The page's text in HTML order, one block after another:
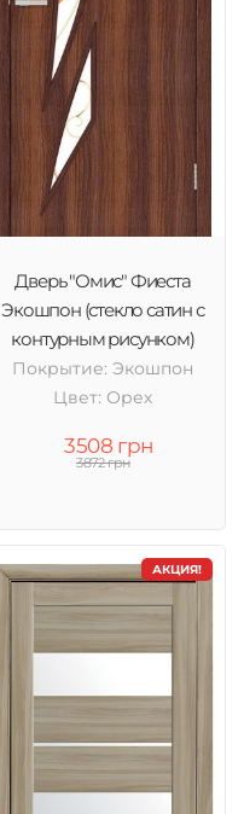
Дверь "Омис" Фиеста
Экошпон (стекло сатин с
контурным рисунком)
Покрытие: Экошпон
Цвет: Орех
3508 грн
3872 грн
АКЦИЯ!